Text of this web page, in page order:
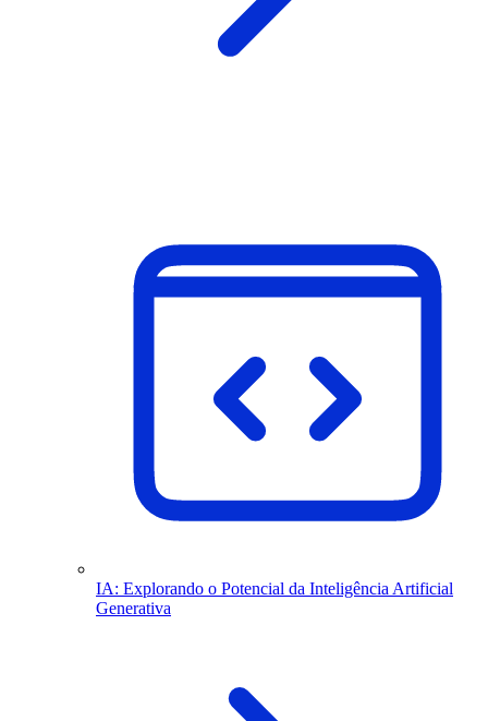
IA: Explorando o Potencial da Inteligência Artificial
Generativa